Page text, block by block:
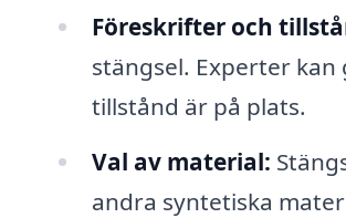
Föreskrifter och
stängsel. Experter
tillstånd är på plats.
Val av material:
andra syntetiska